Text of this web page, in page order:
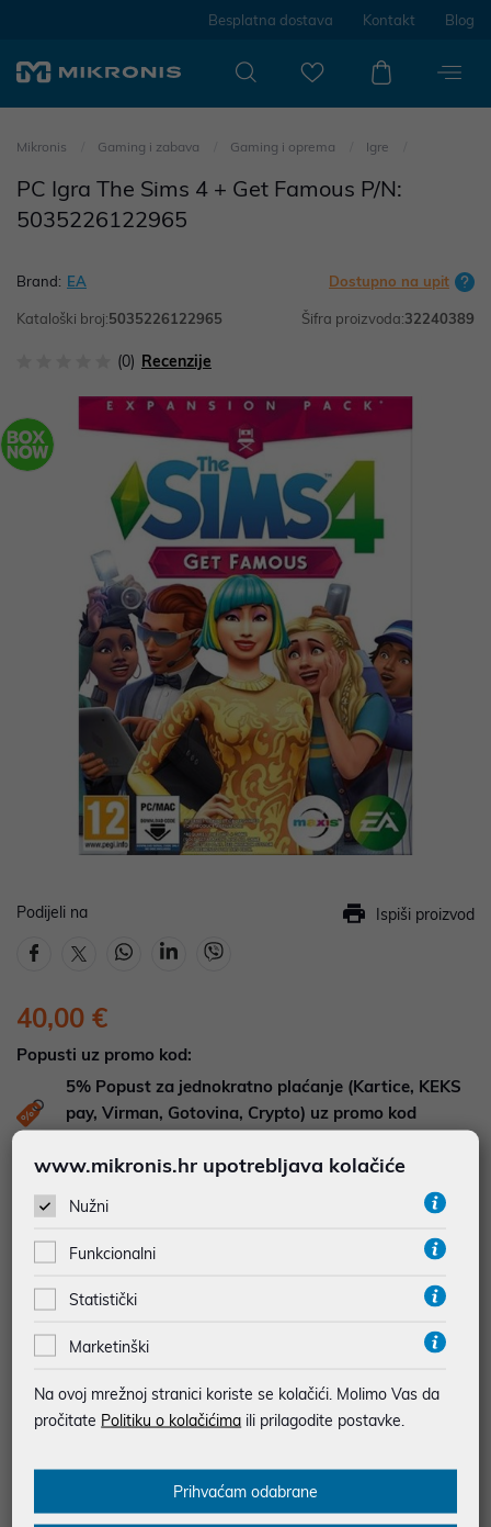
Besplatna dostava Kontakt Blog
Mikronis Gaming i zabava Gaming i oprema Igre
PC Igra The Sims 4 + Get Famous P/N:
5035226122965
Brand: EA Dostupno na upit
Kataloški broj:5035226122965 Šifra proizvoda:32240389
(0) Recenzije
Podijeli na Ispiši proizvod
40,00 €
Popusti uz promo kod:
5% Popust za jednokratno plaćanje (Kartice, KEKS
pay, Virman, Gotovina, Crypto) uz promo kod
DOSTUPNOST NA UPIT
Pošaljite upit na
Dodaj u favorite
najam za pravne osobe od 12 do 36 mj. već od1,11 €
Vidi detalje Pošalji upit
www.mikronis.hr upotrebljava kolačiće
Nužni
Funkcionalni
Statistički
Marketinški
Na ovoj mrežnoj stranici koriste se kolačići. Molimo Vas da
pročitate Politiku o kolačićima ili prilagodite postavke.
Prihvaćam odabrane